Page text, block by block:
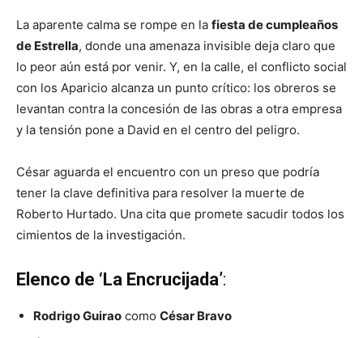
La aparente calma se rompe en la fiesta de cumpleaños
de Estrella, donde una amenaza invisible deja claro que
lo peor aún está por venir. Y, en la calle, el conflicto social
con los Aparicio alcanza un punto crítico: los obreros se
levantan contra la concesión de las obras a otra empresa
y la tensión pone a David en el centro del peligro.
César aguarda el encuentro con un preso que podría
tener la clave definitiva para resolver la muerte de
Roberto Hurtado. Una cita que promete sacudir todos los
cimientos de la investigación.
Elenco de ‘La Encrucijada’:
Rodrigo Guirao como César Bravo